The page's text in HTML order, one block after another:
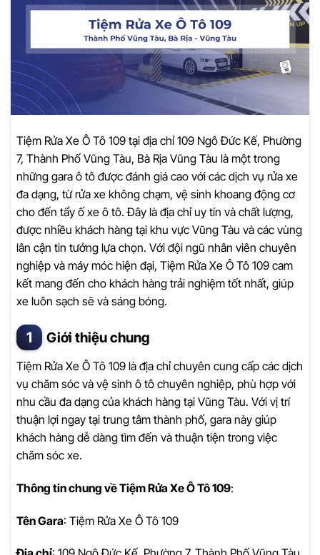
Tiệm Rửa Xe Ô Tô 109 tại địa chỉ 109 Ngô Đức Kế, Phường
7, Thành Phố Vũng Tàu, Bà Rịa Vũng Tàu là một trong
những gara ô tô được đánh giá cao với các dịch vụ rửa xe
đa dạng, từ rửa xe không chạm, vệ sinh khoang động cơ
cho đến tẩy ố xe ô tô. Đây là địa chỉ uy tín và chất lượng,
được nhiều khách hàng tại khu vực Vũng Tàu và các vùng
lân cận tin tưởng lựa chọn. Với đội ngũ nhân viên chuyên
nghiệp và máy móc hiện đại, Tiệm Rửa Xe Ô Tô 109 cam
kết mang đến cho khách hàng trải nghiệm tốt nhất, giúp
xe luôn sạch sẽ và sáng bóng.
Giới thiệu chung
Tiệm Rửa Xe Ô Tô 109 là địa chỉ chuyên cung cấp các dịch
vụ chăm sóc và vệ sinh ô tô chuyên nghiệp, phù hợp với
nhu cầu đa dạng của khách hàng tại Vũng Tàu. Với vị trí
thuận lợi ngay tại trung tâm thành phố, gara này giúp
khách hàng dễ dàng tìm đến và thuận tiện trong việc
chăm sóc xe.
Thông tin chung về Tiệm Rửa Xe Ô Tô 109:
Tên Gara: Tiệm Rửa Xe Ô Tô 109